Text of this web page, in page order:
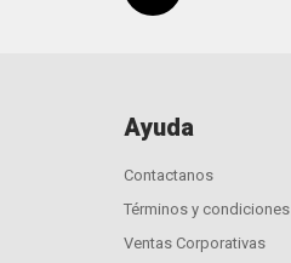
Ayuda
Contactanos
Términos y condiciones
Ventas Corporativas